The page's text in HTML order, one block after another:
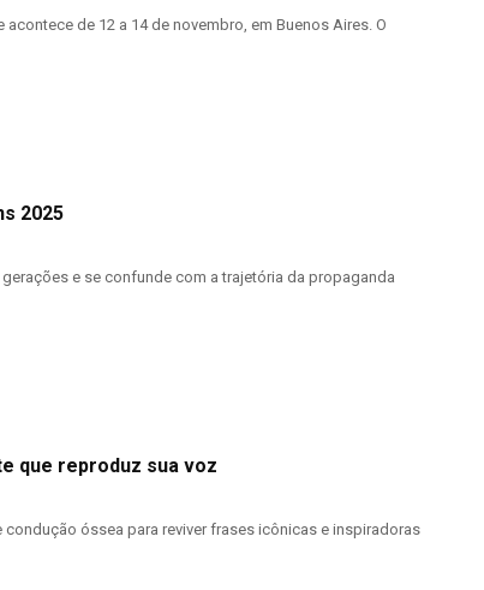
de 12 a 14 de novembro, em Buenos Aires. O
2025
e se confunde com a trajetória da propaganda
que reproduz sua voz
óssea para reviver frases icônicas e inspiradoras